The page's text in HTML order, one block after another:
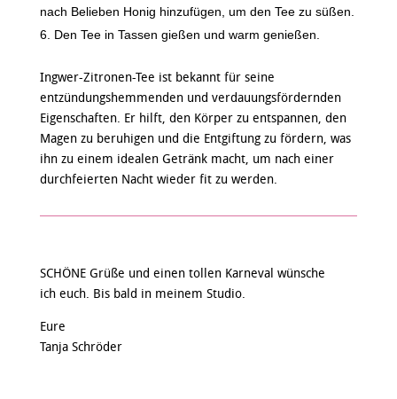
nach Belieben Honig hinzufügen, um den Tee zu süßen.
Den Tee in Tassen gießen und warm genießen.
Ingwer-Zitronen-Tee ist bekannt für seine
entzündungshemmenden und verdauungsfördernden
Eigenschaften. Er hilft, den Körper zu entspannen, den
Magen zu beruhigen und die Entgiftung zu fördern, was
ihn zu einem idealen Getränk macht, um nach einer
durchfeierten Nacht wieder fit zu werden.
SCHÖNE Grüße und einen tollen Karneval wünsche
ich euch. Bis bald in meinem Studio.
Eure
Tanja Schröder